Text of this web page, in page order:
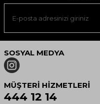
KUMAŞ BİLGİLERİ
Dış Katman %100 Nylon
Astar: %100 Polyster
%90 Duck Down
%10 Feather
700 dolgu
SOSYAL MEDYA
MÜŞTERI HIZMETLERI
444 12 14